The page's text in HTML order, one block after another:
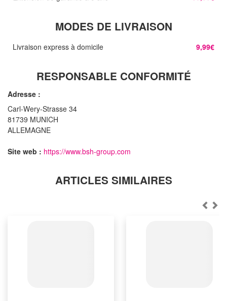
MODES DE LIVRAISON
Livraison express à domicile 9,99€
RESPONSABLE CONFORMITÉ
Adresse :
Carl-Wery-Strasse 34
81739 MUNICH
ALLEMAGNE
Site web : https://www.bsh-group.com
ARTICLES SIMILAIRES